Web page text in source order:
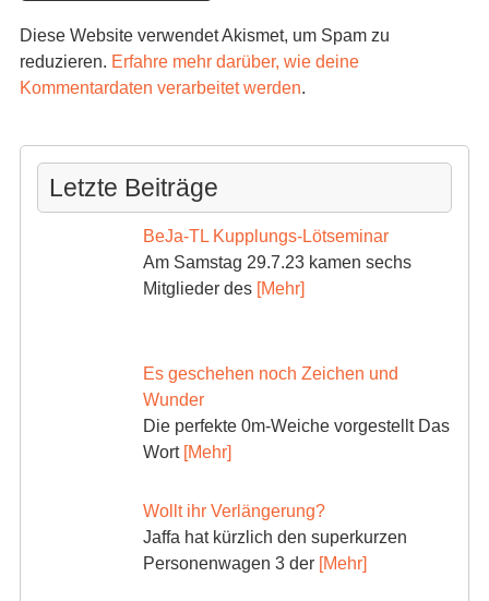
Diese Website verwendet Akismet, um Spam zu
reduzieren. Erfahre mehr darüber, wie deine
Kommentardaten verarbeitet werden.
Letzte Beiträge
BeJa-TL Kupplungs-Lötseminar
Am Samstag 29.7.23 kamen sechs
Mitglieder des [Mehr]
Es geschehen noch Zeichen und
Wunder
Die perfekte 0m-Weiche vorgestellt Das
Wort [Mehr]
Wollt ihr Verlängerung?
Jaffa hat kürzlich den superkurzen
Personenwagen 3 der [Mehr]